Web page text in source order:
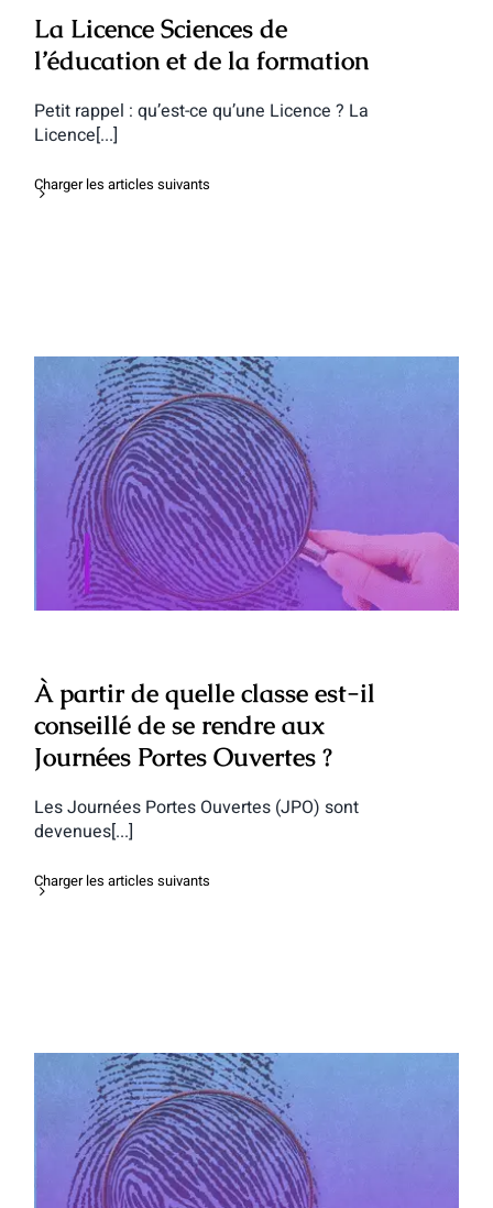
La Licence Sciences de
l’éducation et de la formation
Petit rappel : qu’est-ce qu’une Licence ? La
Licence[...]
Charger les articles suivants
À partir de quelle classe est-il conseillé
de se rendre aux Journées Portes
Ouvertes ?
À partir de quelle classe est-il
conseillé de se rendre aux
Journées Portes Ouvertes ?
Les Journées Portes Ouvertes (JPO) sont
devenues[...]
Charger les articles suivants
Bien préparer une Journée Portes